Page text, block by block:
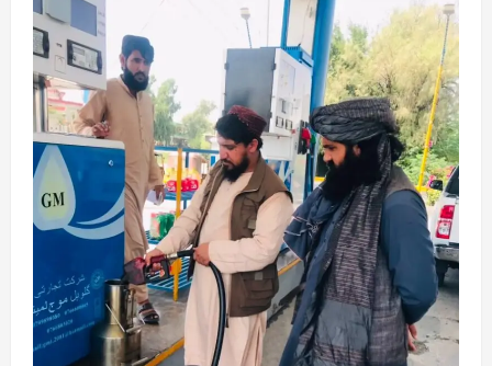
ټاپي
پروژې
۱۱۶
کیلومتره
نل‌لیکه
بشپړه
شوې